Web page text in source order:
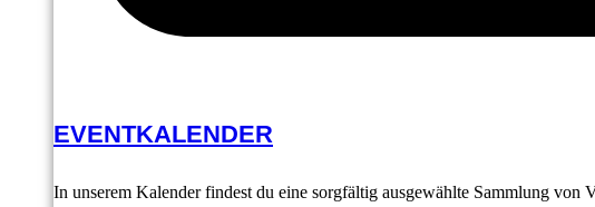
EVENTKALENDER
In unserem Kalender findest du eine sorgfältig ausgewählte Sammlung von